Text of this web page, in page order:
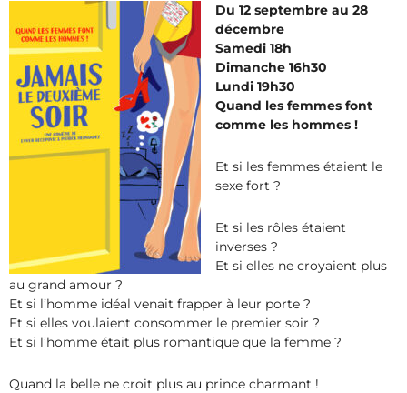
Du 12 septembre au 28
décembre
Samedi 18h
Dimanche 16h30
Lundi 19h30
Quand les femmes font
comme les hommes !
Et si les femmes étaient le
sexe fort ?
Et si les rôles étaient
inverses ?
Et si elles ne croyaient plus
au grand amour ?
Et si l’homme idéal venait frapper à leur porte ?
Et si elles voulaient consommer le premier soir ?
Et si l’homme était plus romantique que la femme ?
Quand la belle ne croit plus au prince charmant !